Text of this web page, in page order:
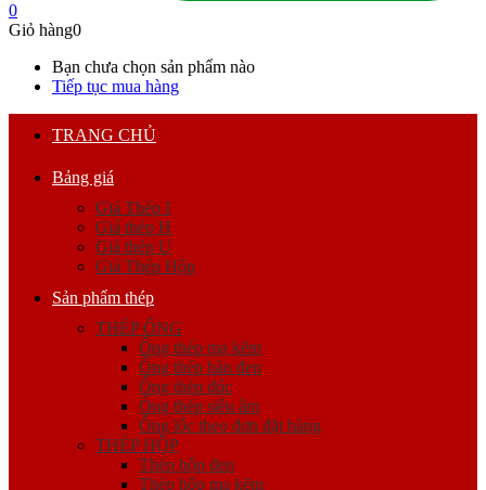
0
Giỏ hàng0
Bạn chưa chọn sản phẩm nào
Tiếp tục mua hàng
TRANG CHỦ
Bảng giá
Giá Thép I
Giá thép H
Giá thép U
Giá Thép Hộp
Sản phẩm thép
THÉP ỐNG
Ống thép mạ kẽm
Ống thép hàn đen
Ống thép đúc
Ống thép siêu âm
Ống lốc theo đơn đặt hàng
THÉP HỘP
Thép hộp đen
Thép hộp mạ kẽm